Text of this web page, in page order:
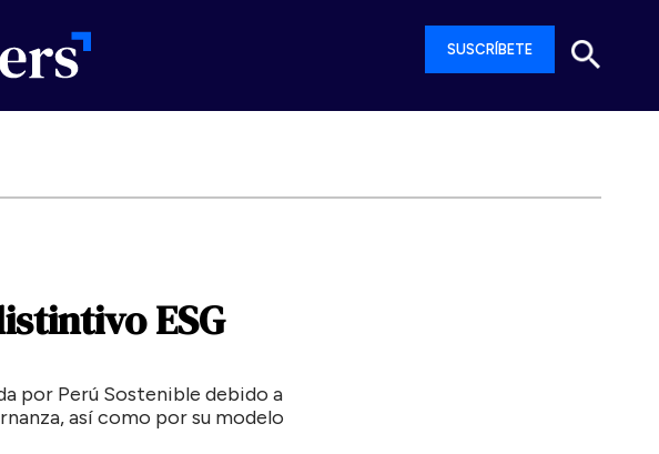
SUSCRÍBETE
ESG
por Perú Sostenible debido a
así como por su modelo